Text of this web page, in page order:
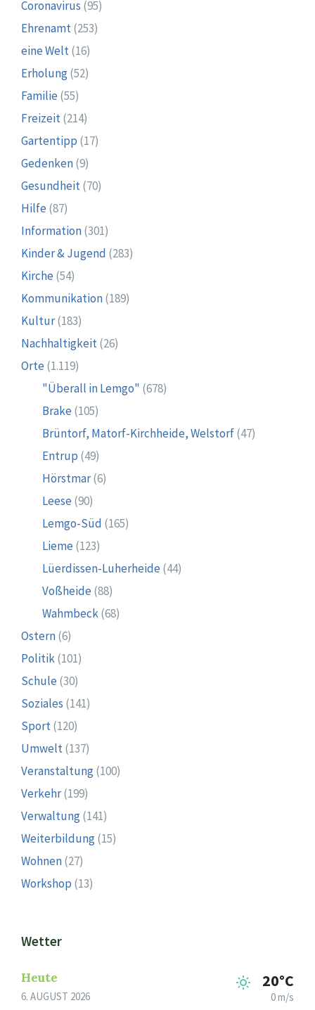
Coronavirus (95)
Ehrenamt(253)
eine Welt(16)
Erholung(52)
Familie (55)
Freizeit(214)
Gartentipp (17)
Gedenken(9)
Gesundheit(70)
Hilfe (87)
Information(301)
Kinder & Jugend (283)
Kirche (54)
Kommunikation(189)
Kultur(183)
Nachhaltigkeit(26)
Orte (1.119)
"Überall in Lemgo" (678)
Brake (105)
Brüntorf, Matorf-Kirchheide, Welstorf(47)
Entrup (49)
Hörstmar(6)
Leese (90)
Lemgo-Süd (165)
Lieme (123)
Lüerdissen-Luherheide (44)
Voßheide (88)
Wahmbeck(68)
Ostern(6)
Politik(101)
Schule (30)
Soziales (141)
Sport(120)
Umwelt(137)
Veranstaltung(100)
Verkehr(199)
Verwaltung(141)
Weiterbildung(15)
Wohnen(27)
Workshop (13)
Wetter
Heute
6. AUGUST 2026
20°C
0 m/s